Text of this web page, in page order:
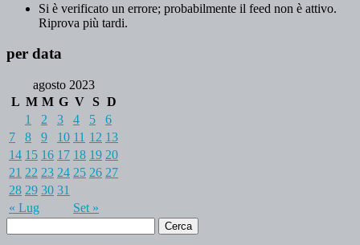
Si è verificato un errore; probabilmente il feed non è attivo.
Riprova più tardi.
per data
agosto 2023
L M M G V S D
« Lug Set »
1 2 3 4 5
6
7
8 9 10 11 12 13
14 15 16 17 18 19 20
21 22 23 24 25 26 27
28 29 30 31